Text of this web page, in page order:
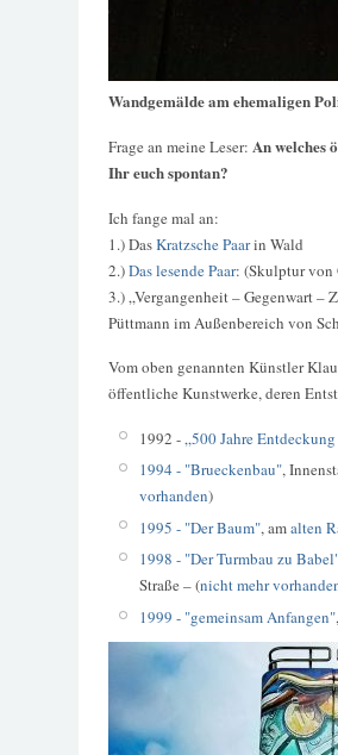
Wandgemälde am ehemaligen
Frage an meine Leser: An welches
Ihr euch spontan?
Ich fange mal an:
1.) DasKratzsche Paarin Wald
2.)Das lesende Paar: (Skulptur von
3.) „Vergangenheit – Gegenwart
Püttmann im Außenbereich von
Vom oben genannten Künstler
öffentliche Kunstwerke, deren
1992 -„500 Jahre
1994 - "Brueckenbau",
vorhanden)
1995 - "Der Baum", amalten
1998 - "Der Turmbau zu
Straße – (nicht mehr
1999 - "gemeinsam Anfangen"